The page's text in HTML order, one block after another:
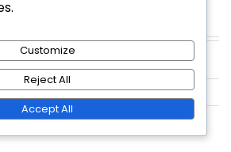
Customize
Reject All
Accept All